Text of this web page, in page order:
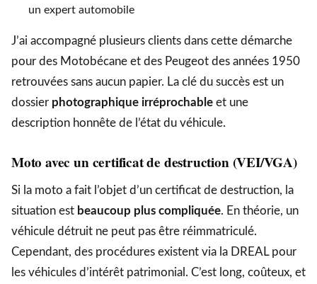
un expert automobile
J’ai accompagné plusieurs clients dans cette démarche
pour des Motobécane et des Peugeot des années 1950
retrouvées sans aucun papier. La clé du succès est un
dossier photographique irréprochable et une
description honnête de l’état du véhicule.
Moto avec un certificat de destruction (VEI/VGA)
Si la moto a fait l’objet d’un certificat de destruction, la
situation est beaucoup plus compliquée. En théorie, un
véhicule détruit ne peut pas être réimmatriculé.
Cependant, des procédures existent via la DREAL pour
les véhicules d’intérêt patrimonial. C’est long, coûteux, et